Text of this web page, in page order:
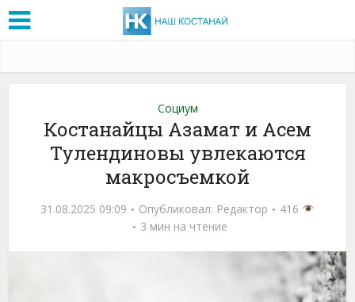
Социум
Костанайцы Азамат и Асем
Тулендиновы увлекаются
макросъемкой
31.08.2025 09:09 Опубликовал: Редактор
416
3 мин на чтение